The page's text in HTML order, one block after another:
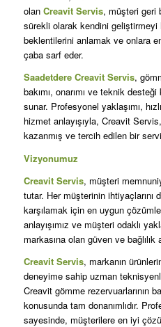
olan Creavit Servis, müşteri geri
sürekli olarak kendini geliştirmeyi
beklentilerini anlamak ve onlara
çaba sarf eder.
Saadetdere Creavit Servis,
bakımı, onarımı ve teknik
sunar. Profesyonel yaklaşımı,
hizmet anlayışıyla, Creavit
kazanmış ve tercih edilen bir
Vizyonumuz
Creavit Servis, müşteri
tutar. Her müşterinin
karşılamak için en uygun
anlayışımız ve müşteri odaklı
markasına olan güven ve bağlılık
Creavit Servis, markanın
deneyime sahip uzman
Creavit gömme rezervuarlarının
konusunda tam donanımlıdır.
sayesinde, müşterilere en iyi